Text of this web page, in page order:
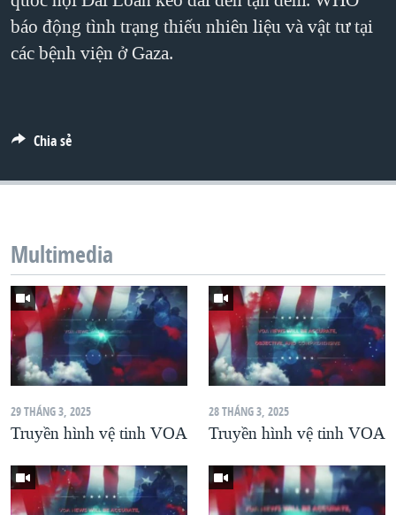
báo động tình trạng thiếu nhiên liệu và vật tư tại
các bệnh viện ở Gaza.
Chia sẻ
Multimedia
29 THÁNG 3, 2025
Truyền hình vệ tinh VOA
28 THÁNG 3, 2025
Truyền hình vệ tinh VOA